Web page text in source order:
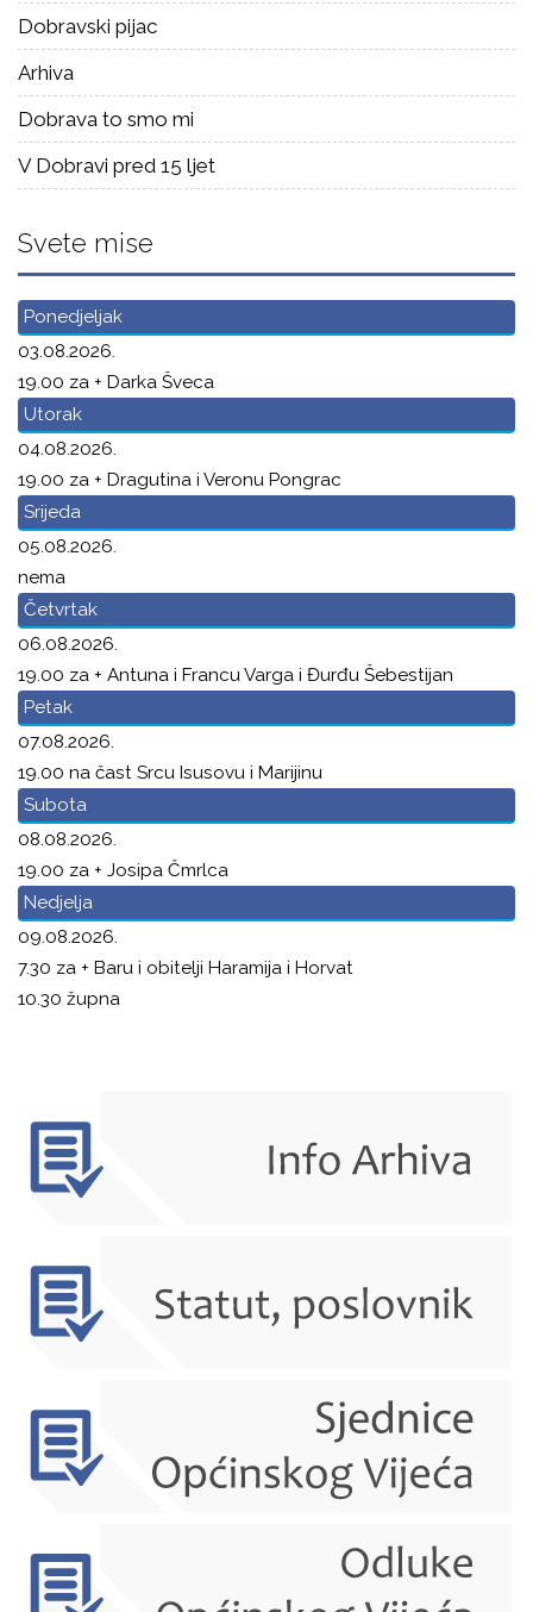
Dobravski pijac
Arhiva
Dobrava to smo mi
V Dobravi pred 15 ljet
Svete mise
Ponedjeljak
03.08.2026.
19.00 za + Darka Šveca
Utorak
04.08.2026.
19.00 za + Dragutina i Veronu Pongrac
Srijeda
05.08.2026.
nema
Četvrtak
06.08.2026.
19.00 za + Antuna i Francu Varga i Đurđu Šebestijan
Petak
07.08.2026.
19.00 na čast Srcu Isusovu i Marijinu
Subota
08.08.2026.
19.00 za + Josipa Čmrlca
Nedjelja
09.08.2026.
7.30 za + Baru i obitelji Haramija i Horvat
10.30 župna